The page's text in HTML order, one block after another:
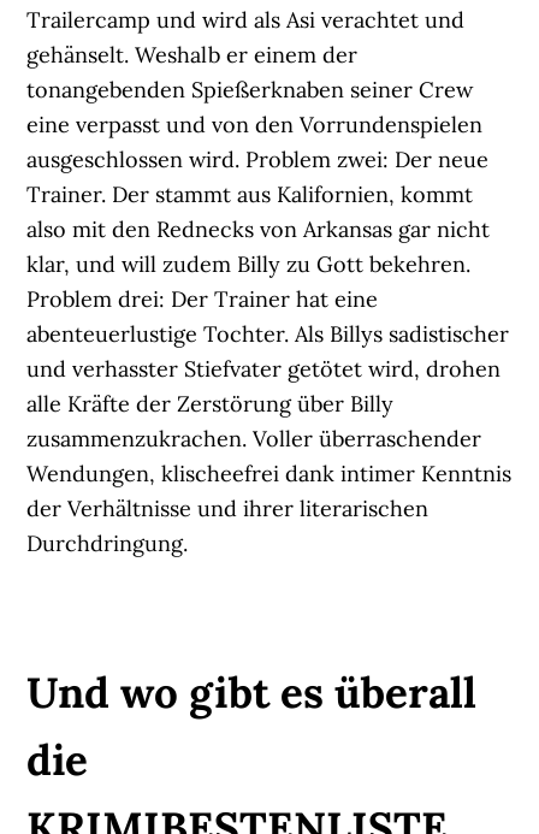
Trailercamp und wird als Asi verachtet und
gehänselt. Weshalb er einem der
tonangebenden Spießerknaben seiner Crew
eine verpasst und von den Vorrundenspielen
ausgeschlossen wird. Problem zwei: Der neue
Trainer. Der stammt aus Kalifornien, kommt
also mit den Rednecks von Arkansas gar nicht
klar, und will zudem Billy zu Gott bekehren.
Problem drei: Der Trainer hat eine
abenteuerlustige Tochter. Als Billys sadistischer
und verhasster Stiefvater getötet wird, drohen
alle Kräfte der Zerstörung über Billy
zusammenzukrachen. Voller überraschender
Wendungen, klischeefrei dank intimer Kenntnis
der Verhältnisse und ihrer literarischen
Durchdringung.
Und wo gibt es überall
die